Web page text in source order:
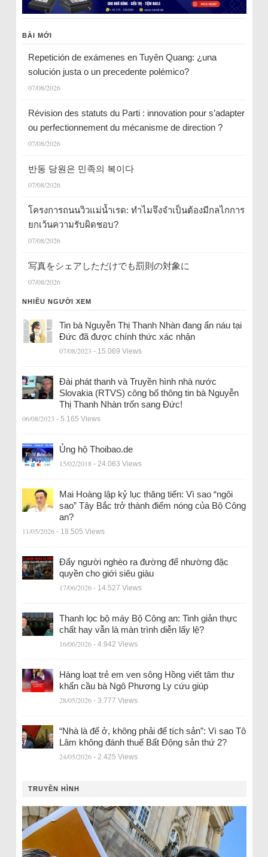
BÀI MỚI
Repetición de exámenes en Tuyên Quang: ¿una
solución justa o un precedente polémico?
07/08/2026
Révision des statuts du Parti : innovation pour s’adapter
ou perfectionnement du mécanisme de direction ?
07/08/2026
반동 당원은 민족의 복이다
07/08/2026
โครงการถนนวิวแม่น้ำเรด: ทำไมจึงจำเป็นต้องมีกลไกการ
ยกเว้นความรับผิดชอบ?
07/08/2026
写真をシェアしただけでも罰則の対象に
07/08/2026
NHIỀU NGƯỜI XEM
Tin bà Nguyễn Thị Thanh Nhàn đang ẩn náu tại
Đức đã được chính thức xác nhận
07/08/2023 - 15.069 Views
Đài phát thanh và Truyền hình nhà nước
Slovakia (RTVS) công bố thông tin bà Nguyễn
Thị Thanh Nhàn trốn sang Đức!
06/08/2023 - 5.165 Views
Ủng hộ Thoibao.de
15/02/2018 - 24.063 Views
Mai Hoàng lập kỷ lục thăng tiến: Vì sao “ngôi
sao” Tây Bắc trở thành điểm nóng của Bộ Công
an?
11/05/2026 - 18.505 Views
Đẩy người nghèo ra đường để nhường đặc
quyền cho giới siêu giàu
17/06/2026 - 14.527 Views
Thanh lọc bộ máy Bộ Công an: Tinh giản thực
chất hay vẫn là màn trình diễn lấy lệ?
16/06/2026 - 4.942 Views
Hàng loạt trẻ em ven sông Hồng viết tâm thư
khẩn cầu bà Ngô Phương Ly cứu giúp
28/05/2026 - 3.777 Views
“Nhà là để ở, không phải để tích sản”: Vì sao Tô
Lâm không đánh thuế Bất Động sản thứ 2?
24/05/2026 - 2.425 Views
TRUYỀN HÌNH